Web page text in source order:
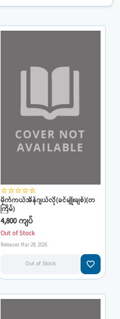
star_borderstar_borderstar_borderstar_borderstar_border
မိုက်ကယ်အိန်ဂျယ်လို(ခင်မျိုးချစ်)(တ
ကြိမ်)
4,800 ကျပ်
Out of Stock
Releases Mar 28, 2026
Out of Stock favorite_border